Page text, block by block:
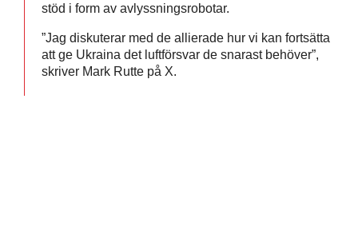
stöd i form av avlyssningsrobotar.
”Jag diskuterar med de allierade hur vi kan fortsätta
att ge Ukraina det luftförsvar de snarast behöver”,
skriver Mark Rutte på X.